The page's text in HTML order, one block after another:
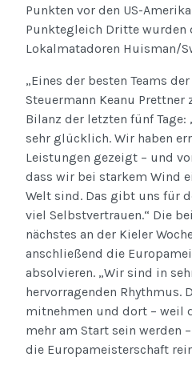
Punkten vor den US-
Punktegleich Dritte wurden
Lokalmatadoren Huisman/
„Eines der besten Teams der
Steuermann Keanu
Bilanz der letzten fünf
sehr glücklich. Wir haben
Leistungen gezeigt – und
dass wir bei starkem Wind
Welt sind. Das gibt uns für
viel Selbstvertrauen.“ Die
nächstes an der Kieler
anschließend die
absolvieren. „Wir sind in
hervorragenden Rhythmus.
mitnehmen und dort – weil
mehr am Start sein werden
die Europameisterschaft